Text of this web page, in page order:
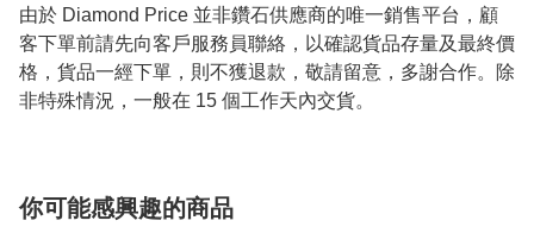
由於 Diamond Price 並非鑽石供應商的唯一銷售平台，顧
客下單前請先向客戶服務員聯絡，以確認貨品存量及最終價
格，貨品一經下單，則不獲退款，敬請留意，多謝合作。除
非特殊情況，一般在 15 個工作天內交貨。
你可能感興趣的商品